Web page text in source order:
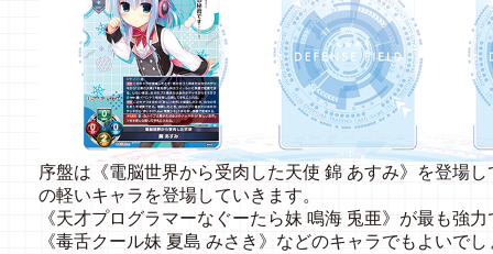
序盤は《電脳世界から受肉した天使 錦 あすみ》を登場
の軽いキャラを登場していきます。
《天才プログラマーなぐーたら妹 鳴海 兎亜》が最も強
《毒舌クール妹 夏島 みさき》などのキャラでもよいでし